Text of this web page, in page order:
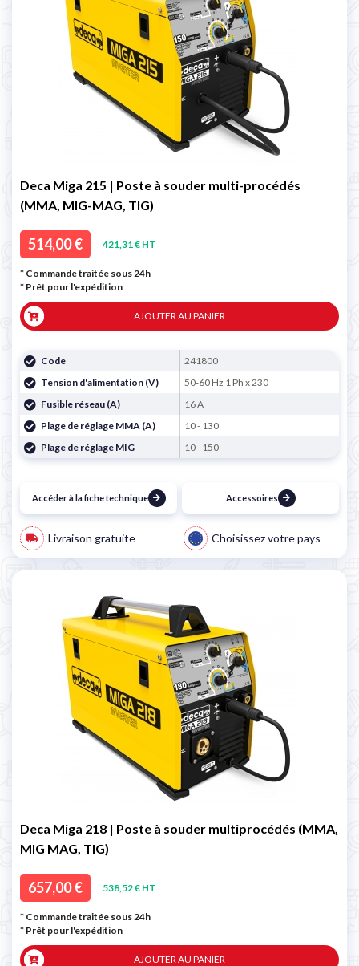
Deca Miga 215 | Poste à souder multi-procédés
(MMA, MIG-MAG, TIG)
514,00 € 421,31 € HT
* Commande traitée sous 24h
* Prêt pour l'expédition
AJOUTER AU PANIER
Code
241800
Tension d'alimentation (V)
50-60 Hz 1 Ph x 230
Fusible réseau (A)
16 A
Plage de réglage MMA (A)
10 - 130
Plage de réglage MIG
10 - 150
Accéder à la fiche technique Accessoires
Livraison gratuite Choisissez votre pays
Deca Miga 218 | Poste à souder multiprocédés (MMA,
MIG MAG, TIG)
657,00 € 538,52 € HT
* Commande traitée sous 24h
* Prêt pour l'expédition
AJOUTER AU PANIER